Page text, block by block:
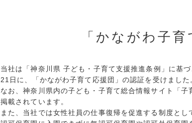
「かながわ子
当社は「神奈川県 子ども・子育て支援推進条例」に基
21日に、「かながわ子育て応援団」の認証を受けました
なお、神奈川県内の子ども・子育て総合情報サイト「
掲載されています。
また、当社では女性社員の仕事復帰を促進する制度と